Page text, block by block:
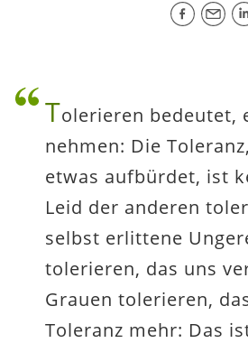
Tolerieren bedeutet,
nehmen: Die
etwas aufbürdet, ist
Leid der anderen
selbst erlittene
tolerieren, das uns
Grauen tolerieren,
Toleranz mehr: Das